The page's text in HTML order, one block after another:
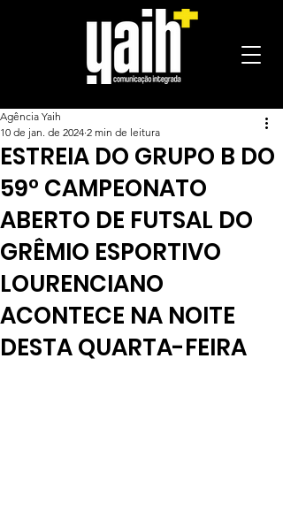
ESTREIA DO GRUPO B DO
59° CAMPEONATO
ABERTO DE FUTSAL DO
GRÊMIO ESPORTIVO
LOURENCIANO
ACONTECE NA NOITE
DESTA QUARTA-FEIRA
Agência Yaih
10 de jan. de 2024 2 min de leitura